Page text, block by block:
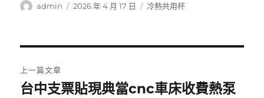
作
admin
發
2026 年 4 月 17 日
分
冷熱共用杯
章
上一篇文章
上
台中支票貼現典當cnc車床收費熱泵